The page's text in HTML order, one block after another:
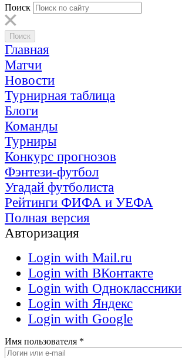
Поиск
Главная
Матчи
Новости
Турнирная таблица
Блоги
Команды
Турниры
Конкурс прогнозов
Фэнтези-футбол
Угадай футболиста
Рейтинги ФИФА и УЕФА
Полная версия
Авторизация
Login with Mail.ru
Login with ВКонтакте
Login with Одноклассники
Login with Яндекс
Login with Google
Имя пользователя *